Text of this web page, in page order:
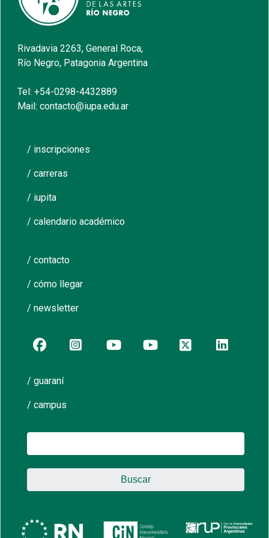
Rivadavia 2263, General Roca,
Río Negro, Patagonia Argentina
Tel: +54-0298-4432889
Mail: contacto@iupa.edu.ar
/ inscripciones
/ carreras
/ iupita
/ calendario académico
/ contacto
/ cómo llegar
/ newsletter
/ guaraní
/ campus
Buscar: